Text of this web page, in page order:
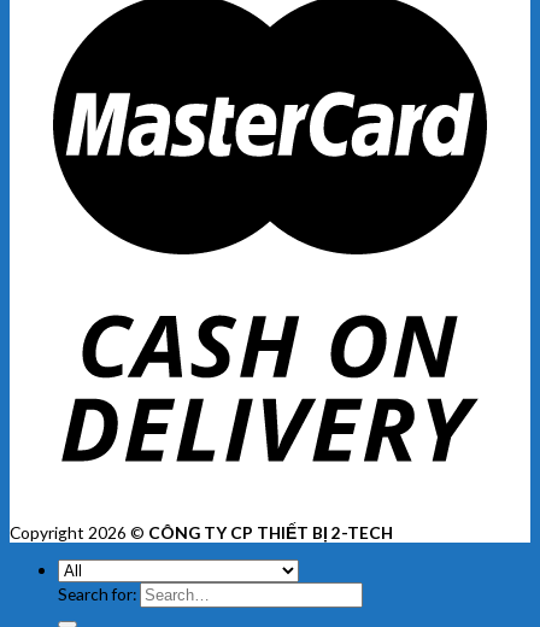
Copyright 2026 © CÔNG TY CP THIẾT BỊ 2-TECH
Search for: